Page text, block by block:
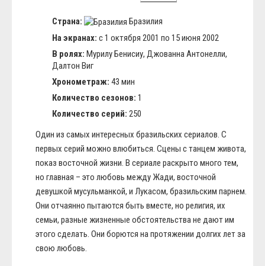
Страна:
Бразилия
На экранах: с 1 октября 2001 по 15 июня 2002
В ролях: Мурилу Бенисиу, Джованна Антонелли,
Далтон Виг
Хронометраж: 43 мин
Количество сезонов: 1
Количество серий: 250
Один из самых интересных бразильских сериалов. С
первых серий можно влюбиться. Сцены с танцем живота,
показ восточной жизни. В сериале раскрыто много тем,
но главная – это любовь между Жади, восточной
девушкой мусульманкой, и Лукасом, бразильским парнем.
Они отчаянно пытаются быть вместе, но религия, их
семьи, разные жизненные обстоятельства не дают им
этого сделать. Они борются на протяжении долгих лет за
свою любовь.